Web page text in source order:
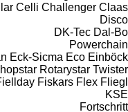
Celli Challenger Claas
Disco
DK-Tec Dal-Bo
Powerchain
Eck-Sicma Eco Einböck
Rotarystar Twister
Fiskars Flex Fliegl
KSE
Fortschritt